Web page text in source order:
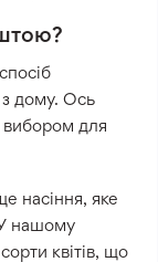
з дому. Ось
для
насіння, яке
У нашому
квітів, що